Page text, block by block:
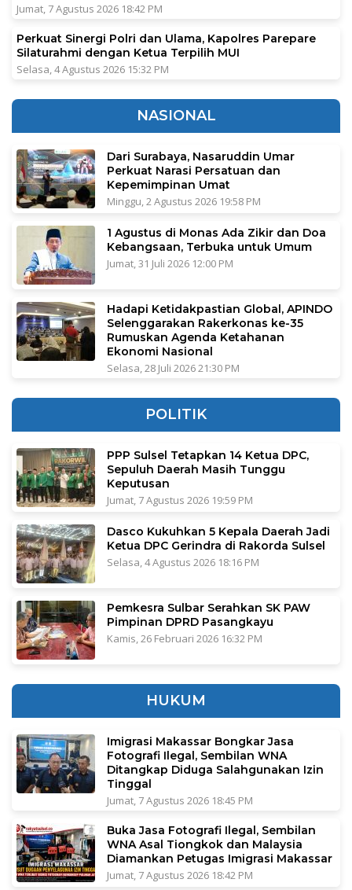
Jumat, 7 Agustus 2026 18:42 PM
Perkuat Sinergi Polri dan Ulama, Kapolres Parepare
Silaturahmi dengan Ketua Terpilih MUI
Selasa, 4 Agustus 2026 15:32 PM
NASIONAL
Dari Surabaya, Nasaruddin Umar
Perkuat Narasi Persatuan dan
Kepemimpinan Umat
Minggu, 2 Agustus 2026 19:58 PM
1 Agustus di Monas Ada Zikir dan Doa
Kebangsaan, Terbuka untuk Umum
Jumat, 31 Juli 2026 12:00 PM
Hadapi Ketidakpastian Global, APINDO
Selenggarakan Rakerkonas ke-35
Rumuskan Agenda Ketahanan
Ekonomi Nasional
Selasa, 28 Juli 2026 21:30 PM
POLITIK
PPP Sulsel Tetapkan 14 Ketua DPC,
Sepuluh Daerah Masih Tunggu
Keputusan
Jumat, 7 Agustus 2026 19:59 PM
Dasco Kukuhkan 5 Kepala Daerah Jadi
Ketua DPC Gerindra di Rakorda Sulsel
Selasa, 4 Agustus 2026 18:16 PM
Pemkesra Sulbar Serahkan SK PAW
Pimpinan DPRD Pasangkayu
Kamis, 26 Februari 2026 16:32 PM
HUKUM
Imigrasi Makassar Bongkar Jasa
Fotografi Ilegal, Sembilan WNA
Ditangkap Diduga Salahgunakan Izin
Tinggal
Jumat, 7 Agustus 2026 18:45 PM
Buka Jasa Fotografi Ilegal, Sembilan
WNA Asal Tiongkok dan Malaysia
Diamankan Petugas Imigrasi Makassar
Jumat, 7 Agustus 2026 18:42 PM